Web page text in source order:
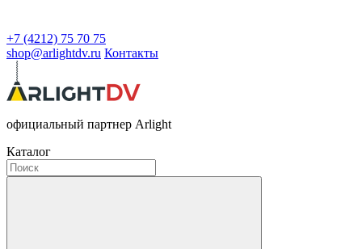
+7 (4212) 75 70 75
shop@arlightdv.ru Контакты
официальный партнер Arlight
Каталог